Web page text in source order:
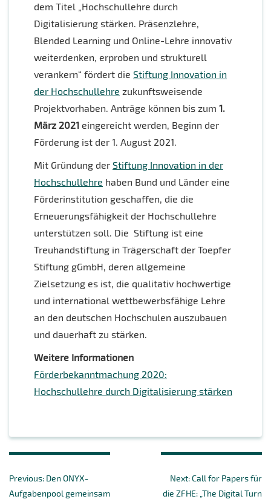
dem Titel „Hochschullehre durch
Digitalisierung stärken. Präsenzlehre,
Blended Learning und Online-Lehre innovativ
weiterdenken, erproben und strukturell
verankern“ fördert die Stiftung Innovation in
der Hochschullehre zukunftsweisende
Projektvorhaben. Anträge können bis zum 1.
März 2021 eingereicht werden, Beginn der
Förderung ist der 1. August 2021.
Mit Gründung der Stiftung Innovation in der
Hochschullehre haben Bund und Länder eine
Förderinstitution geschaffen, die die
Erneuerungsfähigkeit der Hochschullehre
unterstützen soll. Die Stiftung ist eine
Treuhandstiftung in Trägerschaft der Toepfer
Stiftung gGmbH, deren allgemeine
Zielsetzung es ist, die qualitativ hochwertige
und international wettbewerbsfähige Lehre
an den deutschen Hochschulen auszubauen
und dauerhaft zu stärken.
Weitere Informationen
Förderbekanntmachung 2020:
Hochschullehre durch Digitalisierung stärken
Previous: Previous
post:
Den ONYX-
Aufgabenpool gemeinsam
Next:Next
post:
Call for Papers für
die ZFHE: „The Digital Turn